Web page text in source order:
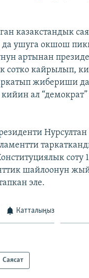
казакстандык
да ушуга окшош
артынан
сотко кайрылып,
жибериши
ал “демократ”
Нурсултан
соту
шайлоонун
эле.
Катталыңыз
Саясат